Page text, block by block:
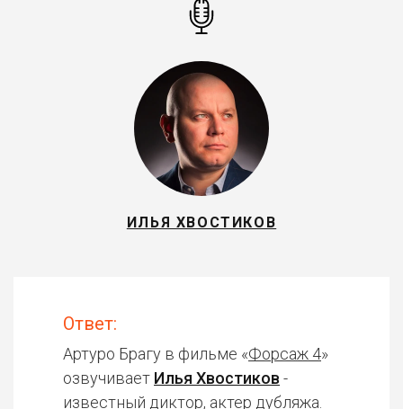
ИЛЬЯ ХВОСТИКОВ
Ответ:
Артуро Брагу в фильме «Форсаж 4»
озвучивает Илья Хвостиков -
известный диктор, актер дубляжа.